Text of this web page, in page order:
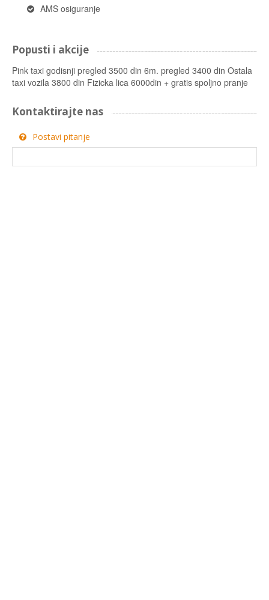
AMS osiguranje
Popusti i akcije
Pink taxi godisnji pregled 3500 din 6m. pregled 3400 din Ostala
taxi vozila 3800 din Fizicka lica 6000din + gratis spoljno pranje
Kontaktirajte nas
Postavi pitanje